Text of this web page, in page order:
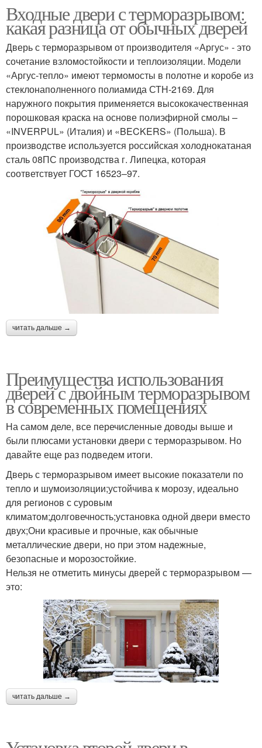
Входные двери с терморазрывом:
какая разница от обычных дверей
Дверь с терморазрывом от производителя «Аргус» - это
сочетание взломостойкости и теплоизоляции. Модели
«Аргус-тепло» имеют термомосты в полотне и коробе из
стеклонаполненного полиамида СТН-2169. Для
наружного покрытия применяется высококачественная
порошковая краска на основе полиэфирной смолы –
«INVERPUL» (Италия) и «BECKERS» (Польша). В
производстве используется российская холоднокатаная
сталь 08ПС производства г. Липецка, которая
соответствует ГОСТ 16523–97.
читать дальше →
Преимущества использования
дверей с двойным терморазрывом
в современных помещениях
На самом деле, все перечисленные доводы выше и
были плюсами установки двери с терморазрывом. Но
давайте еще раз подведем итоги.
Дверь с терморазрывом имеет высокие показатели по
тепло и шумоизоляции;устойчива к морозу, идеально
для регионов с суровым
климатом;долговечность;установка одной двери вместо
двух;Они красивые и прочные, как обычные
металлические двери, но при этом надежные,
безопасные и морозостойкие.
Нельзя не отметить минусы дверей с терморазрывом —
это:
читать дальше →